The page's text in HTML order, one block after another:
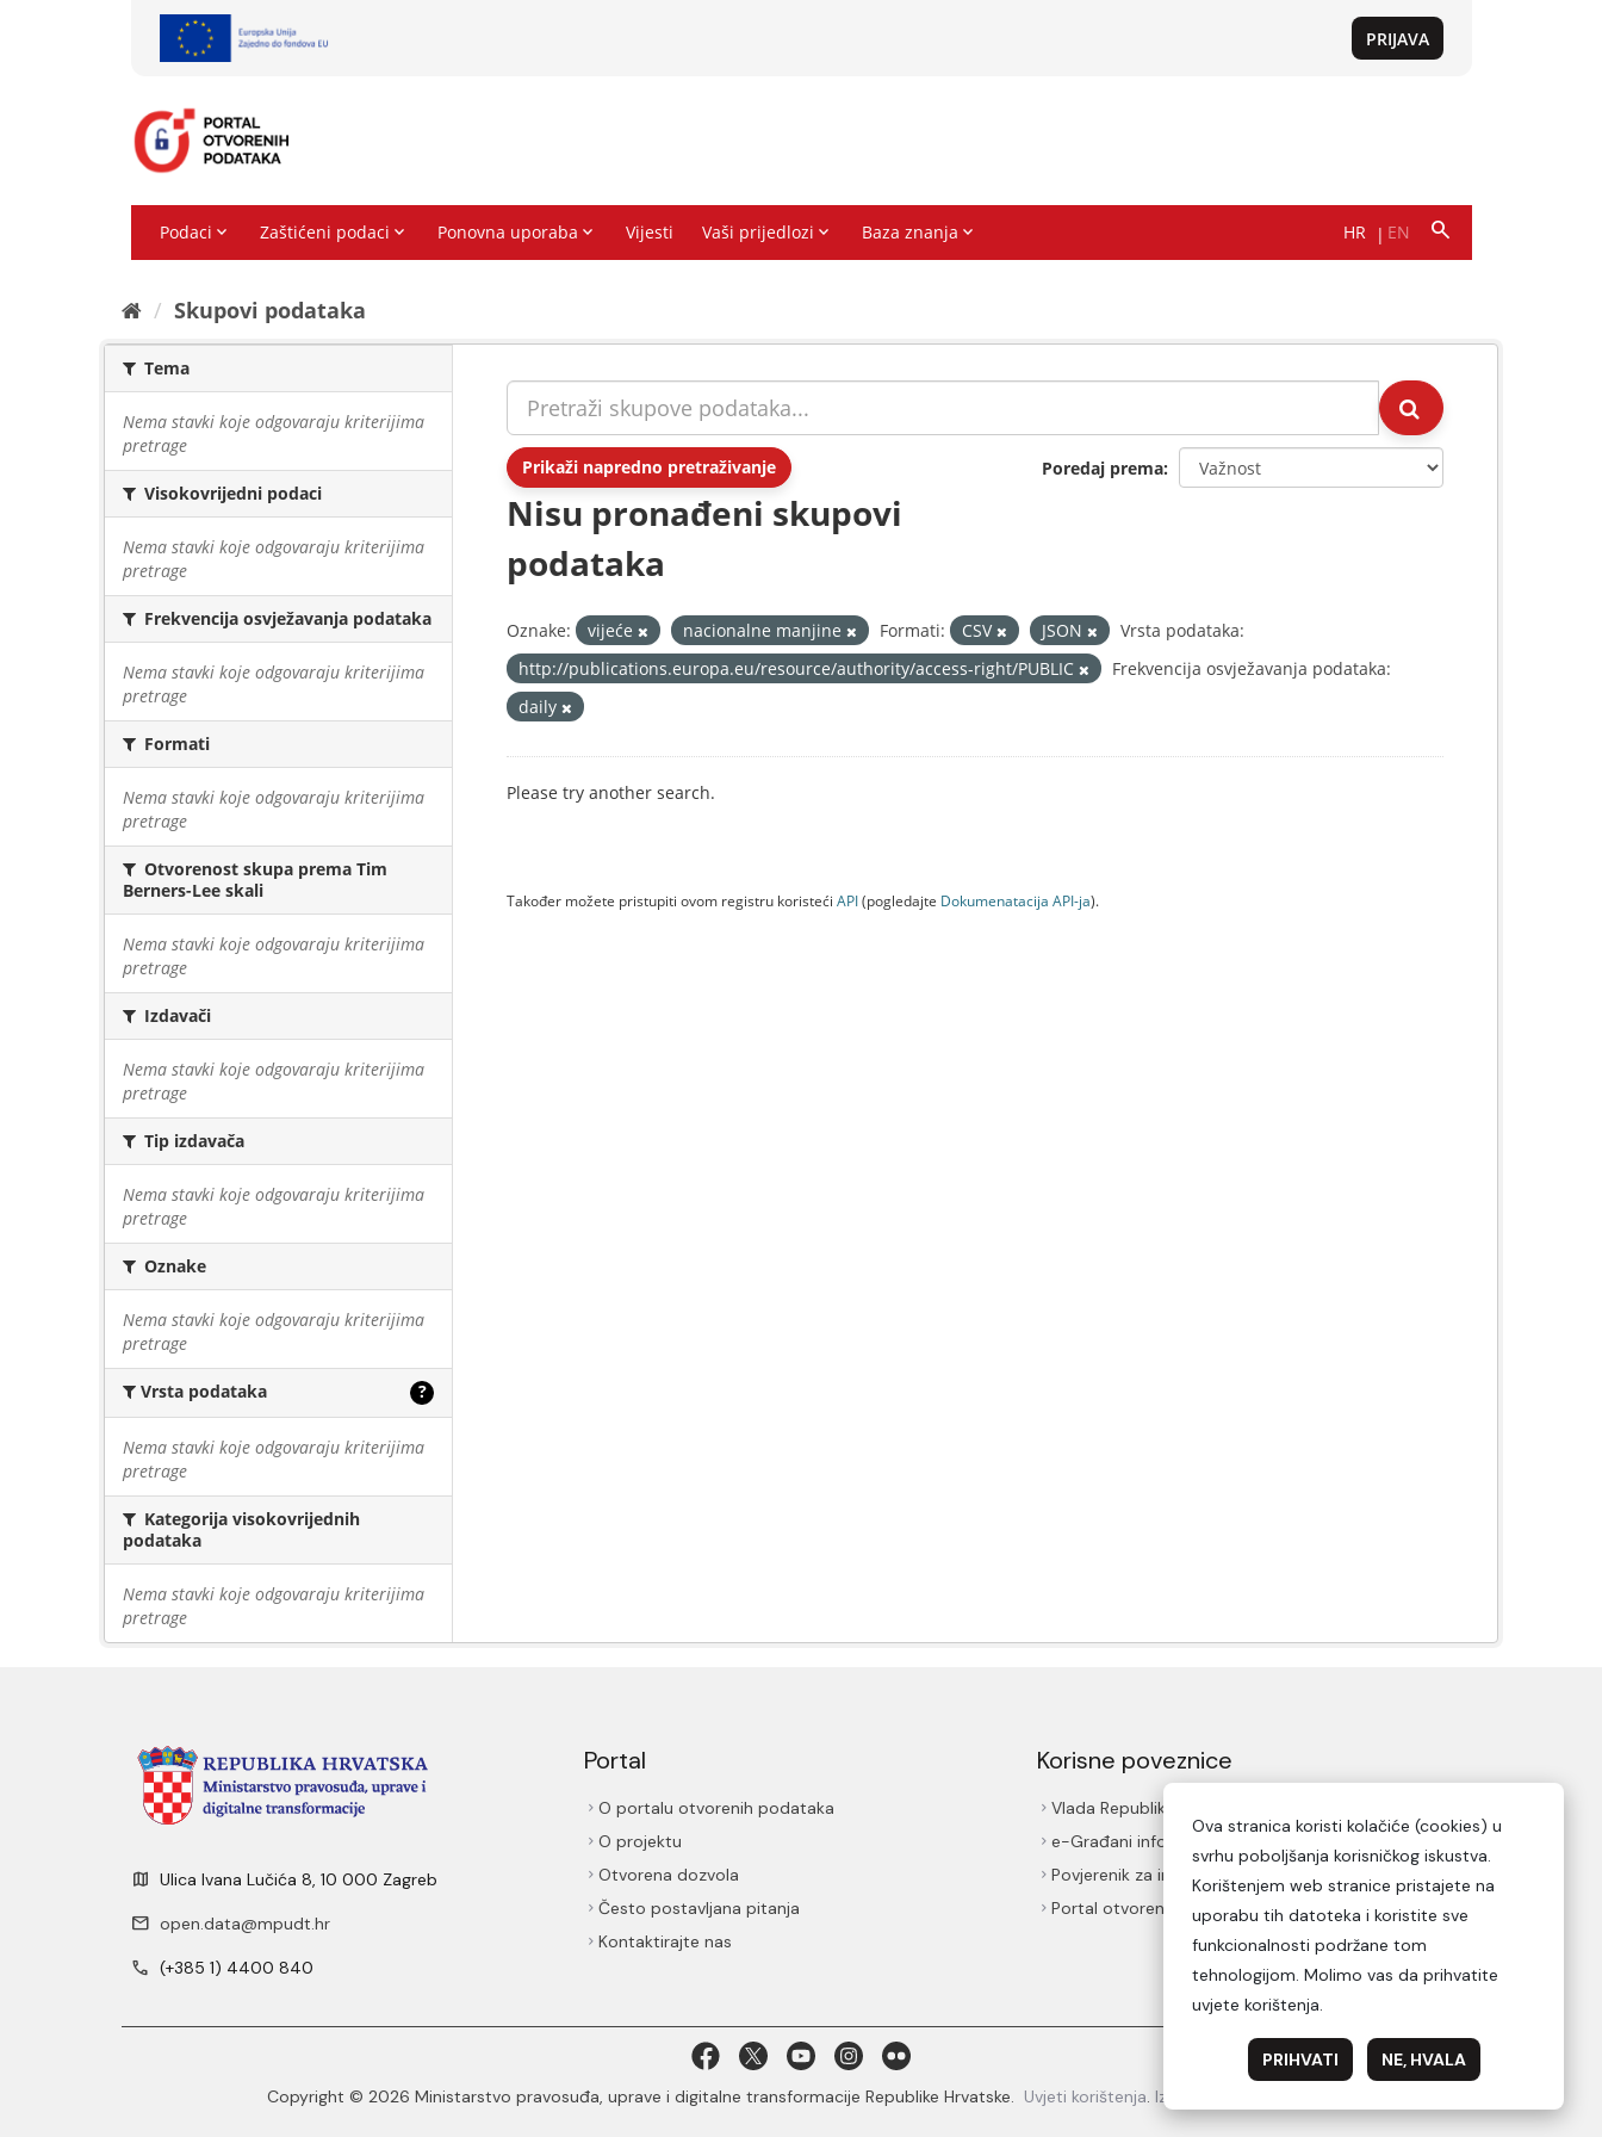
Skupovi podаtаkа
Tema
Nema stavki koje odgovaraju kriterijima
pretrage
Visokovrijedni podaci
Nema stavki koje odgovaraju kriterijima
pretrage
Frekvencija osvježavanja podataka
Nema stavki koje odgovaraju kriterijima
pretrage
Formati
Nema stavki koje odgovaraju kriterijima
pretrage
Otvorenost skupa prema Tim
Berners-Lee skali
Nema stavki koje odgovaraju kriterijima
pretrage
Izdavači
Nema stavki koje odgovaraju kriterijima
pretrage
Tip izdavača
Nema stavki koje odgovaraju kriterijima
pretrage
Oznake
Nema stavki koje odgovaraju kriterijima
pretrage
Vrsta podataka ?
Nema stavki koje odgovaraju kriterijima
pretrage
Kategorija visokovrijednih
podataka
Nema stavki koje odgovaraju kriterijima
pretrage
Prikaži napredno pretraživanje Poredaj prema
Nisu pronađeni skupovi
podataka
Oznake: vijeće nacionalne manjine Formati: CSV JSON
Vrsta podataka:
http://publications.europa.eu/resource/authority/access-right/PUBLIC
Frekvencija osvježavanja podataka:
daily
Please try another search.
Također možete pristupiti ovom registru koristeći API(pogledajte Dokumenаtаcijа API-jа).